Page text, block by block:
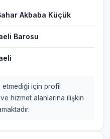
Akbaba Küçük
Barosu
için profil
hizmet alanlarına ilişkin